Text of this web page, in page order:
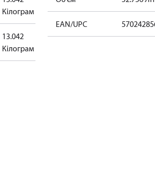
Кілограм
13.042
Кілограм
EAN/UPC